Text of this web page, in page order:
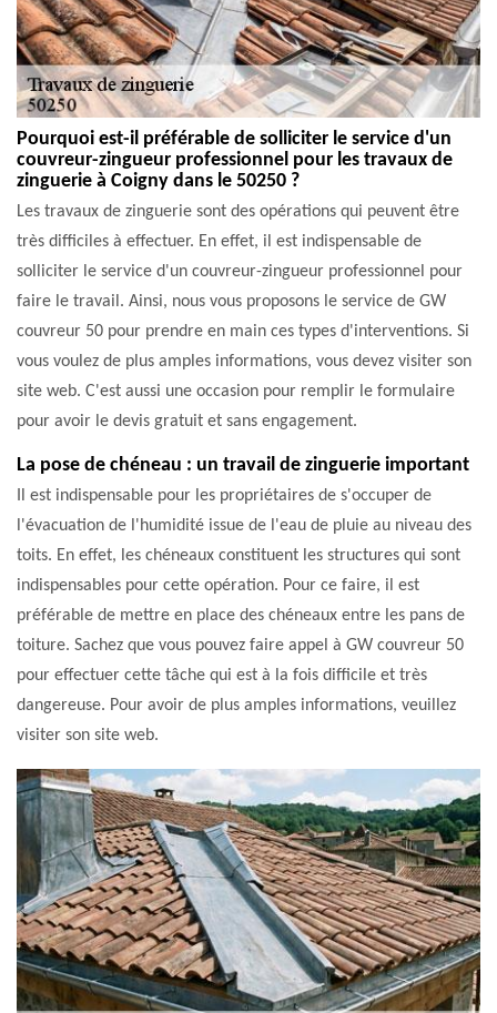
Pourquoi est-il préférable de solliciter le service d'un
couvreur-zingueur professionnel pour les travaux de
zinguerie à Coigny dans le 50250 ?
Les travaux de zinguerie sont des opérations qui peuvent être
très difficiles à effectuer. En effet, il est indispensable de
solliciter le service d'un couvreur-zingueur professionnel pour
faire le travail. Ainsi, nous vous proposons le service de GW
couvreur 50 pour prendre en main ces types d'interventions. Si
vous voulez de plus amples informations, vous devez visiter son
site web. C'est aussi une occasion pour remplir le formulaire
pour avoir le devis gratuit et sans engagement.
La pose de chéneau : un travail de zinguerie important
Il est indispensable pour les propriétaires de s'occuper de
l'évacuation de l'humidité issue de l'eau de pluie au niveau des
toits. En effet, les chéneaux constituent les structures qui sont
indispensables pour cette opération. Pour ce faire, il est
préférable de mettre en place des chéneaux entre les pans de
toiture. Sachez que vous pouvez faire appel à GW couvreur 50
pour effectuer cette tâche qui est à la fois difficile et très
dangereuse. Pour avoir de plus amples informations, veuillez
visiter son site web.